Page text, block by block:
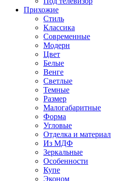
Прихожие
Стиль
Классика
Современные
Модерн
Цвет
Белые
Венге
Светлые
Темные
Размер
Малогабаритные
Форма
Угловые
Отделка и материал
Из МДФ
Зеркальные
Особенности
Купе
Эконом